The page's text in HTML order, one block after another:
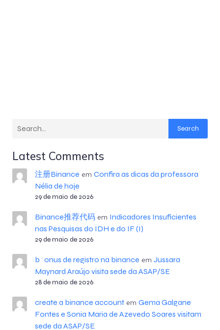
Search
Latest Comments
注册Binance em Confira as dicas da professora
Nélia de hoje
29 de maio de 2026
Binance推荐代码em Indicadores Insuficientes
nas Pesquisas do IDH e do IF (I)
29 de maio de 2026
b^onus de registro na binance em Jussara
Maynard Araújo visita sede da ASAP/SE
28 de maio de 2026
create a binance accountem Gema Galgane
Fontes e Sonia Maria de Azevedo Soares visitam
sede da ASAP/SE